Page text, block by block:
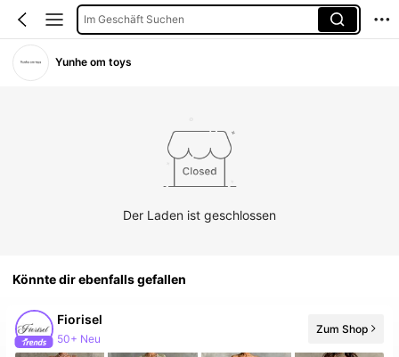
Im Geschäft Suchen
Yunhe om toys
Der Laden ist geschlossen
Könnte dir ebenfalls gefallen
Fiorisel
50+ Neu
Zum Shop